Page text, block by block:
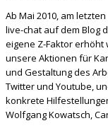
Ab Mai 2010, am
live-chat auf dem Blog
eigene Z-Faktor
unsere Aktionen für
und Gestaltung des
Twitter und Youtube,
konkrete
Wolfgang Kowatsch,